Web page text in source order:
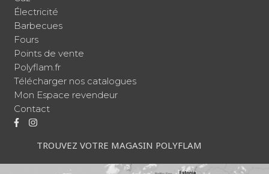
Électricité
Barbecues
Fours
Points de vente
Polyflam.fr
Télécharger nos catalogues
Mon Espace revendeur
Contact
TROUVEZ VOTRE MAGASIN POLYFLAM